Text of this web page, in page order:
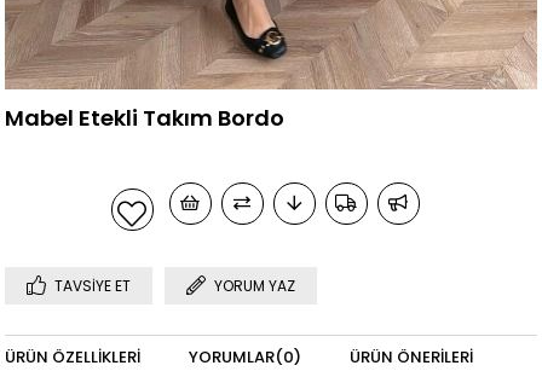
Mabel Etekli Takım Bordo
TAVSIYE ET YORUM YAZ
ÜRÜN ÖZELLIKLERI YORUMLAR(0) ÜRÜN ÖNERILERI